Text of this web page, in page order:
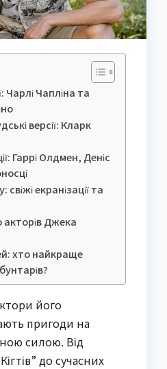
Чарлі Чапліна та
версії: Кларк
Гаррі Олдмен, Деніс
екранізації та
акторів Джека
хто найкраще
його
пригоди на
силою. Від
до сучасних